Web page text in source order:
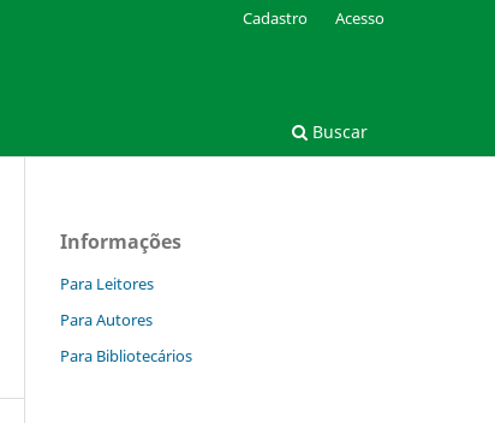
Buscar
Cadastro Acesso
Informações
Para Leitores
Para Autores
Para Bibliotecários